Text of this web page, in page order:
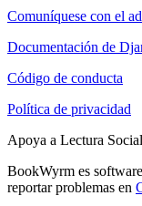
Comuníquese con el
Documentación de
Código de conducta
Política de privacidad
Apoya a Lectura
BookWyrm es
reportar problemas en